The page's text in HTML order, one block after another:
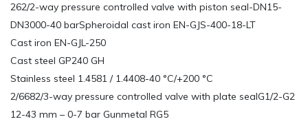
262/2-way pressure controlled valve with piston seal-DN15-
DN3000-40 barSpheroidal cast iron EN-GJS-400-18-LT
Cast iron EN-GJL-250
Cast steel GP240 GH
Stainless steel 1.4581 / 1.4408-40 °C/+200 °C
2/6682/3-way pressure controlled valve with plate sealG1/2-G2
12-43 mm – 0-7 bar Gunmetal RG5